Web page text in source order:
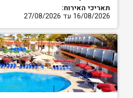
תאריכי האירוח:
16/08/2026 עד 27/08/2026